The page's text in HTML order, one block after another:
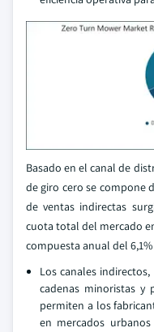
Basado en el canal de
de giro cero se compone
de ventas indirectas
cuota total del mercado
compuesta anual del
Los canales
cadenas minoristas y
permiten a los
en mercados